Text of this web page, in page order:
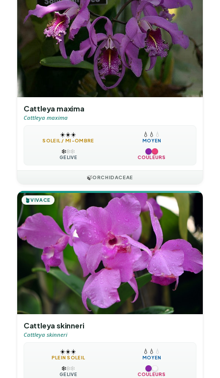
Cattleya maxima
Cattleya maxima
☀️☀️☀️
SOLEIL / MI-OMBRE
💧 💧 💧
MOYEN
❄️❄️❄️
GÉLIVE COULEURS
🍃ORCHIDACEAE
🪴VIVACE
Cattleya skinneri
Cattleya skinneri
☀️☀️☀️
PLEIN SOLEIL
💧 💧 💧
MOYEN
❄️❄️❄️
GÉLIVE COULEURS